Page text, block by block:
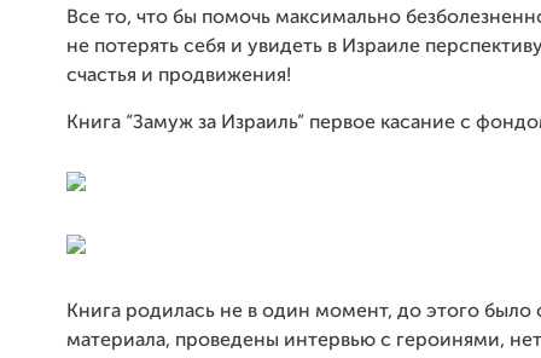
Все то, что бы помочь максимально
не потерять себя и увидеть в Израиле
счастья и продвижения!
Книга “Замуж за Израиль” первое касание с
Книга родилась не в один момент, до этого
материала, проведены интервью с героинями,